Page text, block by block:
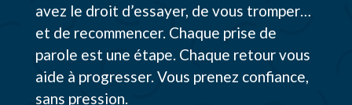
avez le droit d’essayer, de vous tromper…
et de recommencer. Chaque prise de
parole est une étape. Chaque retour vous
aide à progresser. Vous prenez confiance,
sans pression.